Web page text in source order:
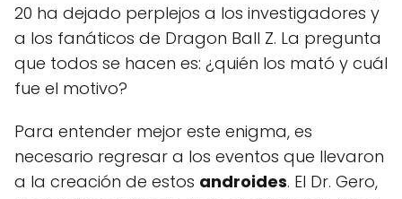
20 ha dejado perplejos a los investigadores y
a los fanáticos de Dragon Ball Z. La pregunta
que todos se hacen es: ¿quién los mató y cuál
fue el motivo?
Para entender mejor este enigma, es
necesario regresar a los eventos que llevaron
a la creación de estos androides. El Dr. Gero,